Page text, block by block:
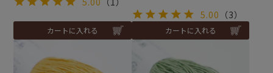
カートに入れる
5.00 （3）
カートに入れる